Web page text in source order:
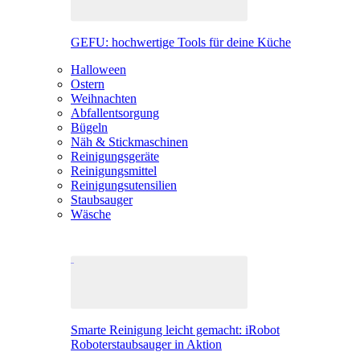
GEFU: hochwertige Tools für deine Küche
Halloween
Ostern
Weihnachten
Abfallentsorgung
Bügeln
Näh & Stickmaschinen
Reinigungsgeräte
Reinigungsmittel
Reinigungsutensilien
Staubsauger
Wäsche
Smarte Reinigung leicht gemacht: iRobot
Roboterstaubsauger in Aktion